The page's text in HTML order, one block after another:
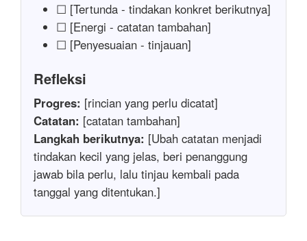
☐ [Tertunda - tindakan konkret berikutnya]
☐ [Energi - catatan tambahan]
☐ [Penyesuaian - tinjauan]
Refleksi
Progres: [rincian yang perlu dicatat]
Catatan: [catatan tambahan]
Langkah berikutnya: [Ubah catatan menjadi
tindakan kecil yang jelas, beri penanggung
jawab bila perlu, lalu tinjau kembali pada
tanggal yang ditentukan.]